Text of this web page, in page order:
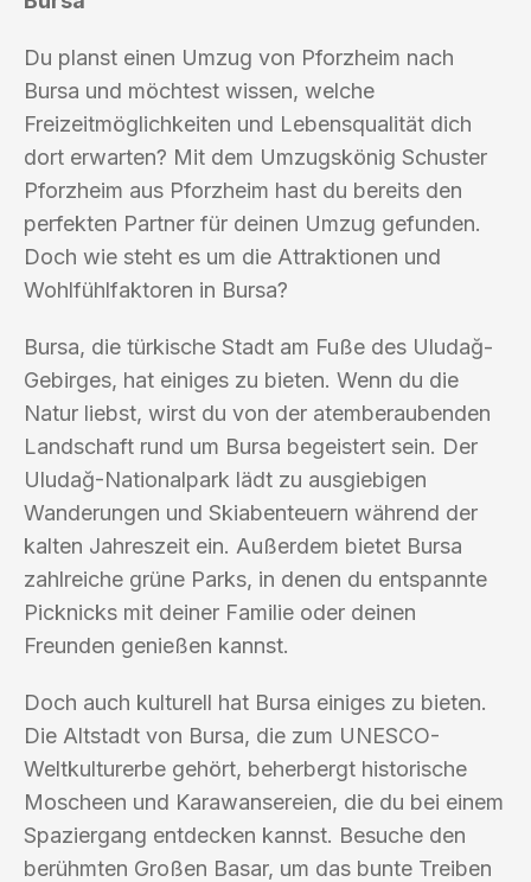
Du planst einen Umzug von Pforzheim nach
Bursa und möchtest wissen, welche
Freizeitmöglichkeiten und Lebensqualität dich
dort erwarten? Mit dem Umzugskönig Schuster
Pforzheim aus Pforzheim hast du bereits den
perfekten Partner für deinen Umzug gefunden.
Doch wie steht es um die Attraktionen und
Wohlfühlfaktoren in Bursa?
Bursa, die türkische Stadt am Fuße des Uludağ-
Gebirges, hat einiges zu bieten. Wenn du die
Natur liebst, wirst du von der atemberaubenden
Landschaft rund um Bursa begeistert sein. Der
Uludağ-Nationalpark lädt zu ausgiebigen
Wanderungen und Skiabenteuern während der
kalten Jahreszeit ein. Außerdem bietet Bursa
zahlreiche grüne Parks, in denen du entspannte
Picknicks mit deiner Familie oder deinen
Freunden genießen kannst.
Doch auch kulturell hat Bursa einiges zu bieten.
Die Altstadt von Bursa, die zum UNESCO-
Weltkulturerbe gehört, beherbergt historische
Moscheen und Karawansereien, die du bei einem
Spaziergang entdecken kannst. Besuche den
berühmten Großen Basar, um das bunte Treiben